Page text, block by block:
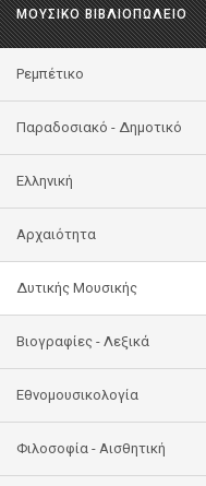
ΜΟΥΣΙΚΟ ΒΙΒΛΙΟΠΩΛΕΙΟ
Ρεμπέτικο
Παραδοσιακό - Δημοτικό
Ελληνική
Αρχαιότητα
Δυτικής Μουσικής
Βιογραφίες - Λεξικά
Εθνομουσικολογία
Φιλοσοφία - Αισθητική